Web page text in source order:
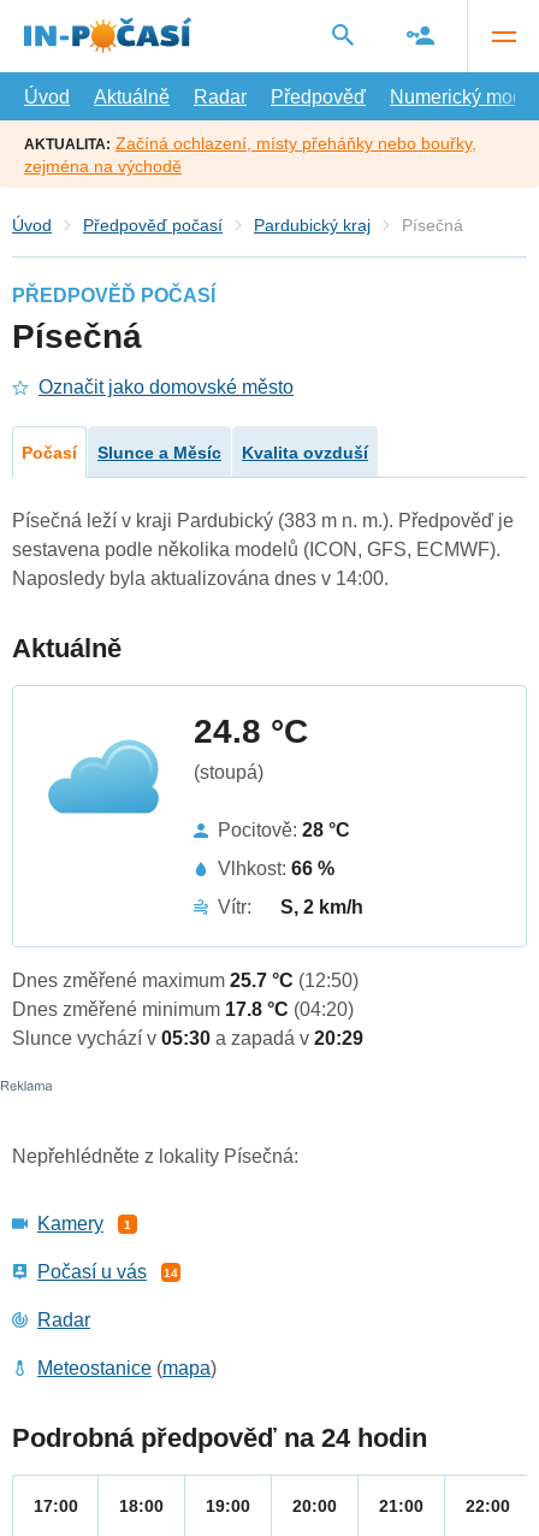
hlavní
Úvod
Aktuálně Radar Předpověď Numerický model
AKTUALITA: Začíná ochlazení, místy přeháňky nebo bouřky,
zejména na východě
Úvod Předpověď počasí Pardubický kraj Písečná
PŘEDPOVĚĎ POČASÍ
Písečná
Označit jako domovské město
Počasí Slunce a Měsíc Kvalita ovzduší
Písečná leží v kraji Pardubický (383 m n. m.). Předpověď je
sestavena podle několika modelů (ICON, GFS, ECMWF).
Naposledy byla aktualizována dnes v 14:00.
Aktuálně
24.8 °C
(stoupá)
Pocitově: 28 °C
Vlhkost: 66 %
Vítr:
S, 2 km/h
Dnes změřené maximum 25.7 °C (12:50)
Dnes změřené minimum 17.8 °C (04:20)
Slunce vychází v 05:30 a zapadá v 20:29
Nepřehlédněte z lokality Písečná:
Kamery 1
Počasí u vás 14
Radar
Meteostanice (mapa)
Podrobná předpověď na 24 hodin
17:00 18:00 19:00 20:00 21:00 22:00